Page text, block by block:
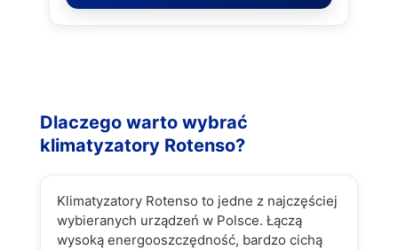
Dlaczego warto wybrać
klimatyzatory Rotenso?
Klimatyzatory Rotenso to jedne z najczęściej
wybieranych urządzeń w Polsce. Łączą
wysoką energooszczędność, bardzo cichą